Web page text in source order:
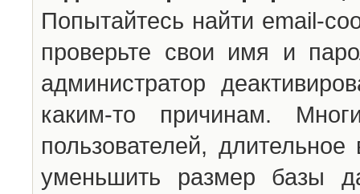
Попытайтесь найти email-
проверьте свои имя и
администратор
каким-то причинам.
пользователей,
уменьшить размер базы